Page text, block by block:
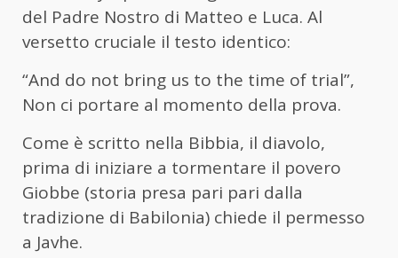
del Padre Nostro di Matteo e Luca. Al
versetto cruciale il testo identico:
“And do not bring us to the time of trial”,
Non ci portare al momento della prova.
Come è scritto nella Bibbia, il diavolo,
prima di iniziare a tormentare il povero
Giobbe (storia presa pari pari dalla
tradizione di Babilonia) chiede il permesso
a Javhe.